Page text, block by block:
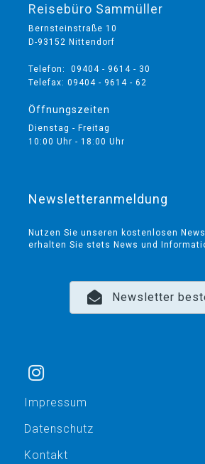
Reisebüro Sammüller
Bernsteinstraße 10
D-93152 Nittendorf
Telefon: 09404 - 9614 - 30
Telefax: 09404 - 9614 - 62
Öffnungszeiten
Dienstag - Freitag
10:00 Uhr - 18:00 Uhr
Newsletteranmeldung
Nutzen Sie unseren kostenlosen
erhalten Sie stets News und
Newsletter
Impressum
Datenschutz
Kontakt